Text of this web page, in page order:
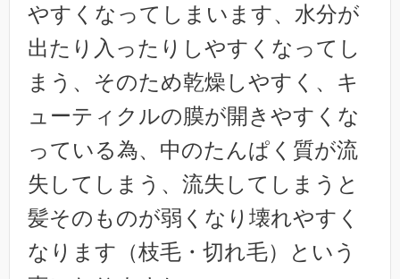
やすくなってしまいます、水分が
出たり入ったりしやすくなってし
まう、そのため乾燥しやすく、キ
ューティクルの膜が開きやすくな
っている為、中のたんぱく質が流
失してしまう、流失してしまうと
髪そのものが弱くなり壊れやすく
なります（枝毛・切れ毛）という